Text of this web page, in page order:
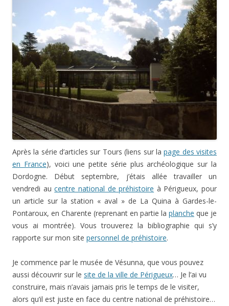
Après la série d’articles sur Tours (liens sur lapage des visites
en France), voici une petite série plus archéologique sur la
Dordogne. Début septembre, j’étais allée travailler un
vendredi aucentre national de préhistoire à Périgueux, pour
un article sur la station « aval » de La Quina à Gardes-le-
Pontaroux, en Charente (reprenant en partie la planche que je
vous ai montrée). Vous trouverez la bibliographie qui s’y
rapporte sur mon site personnel de préhistoire.
Je commence par le musée de Vésunna, que vous pouvez
aussi découvrir sur le site de la ville de Périgueux… Je l’ai vu
construire, mais n’avais jamais pris le temps de le visiter,
alors qu’il est juste en face du centre national de préhistoire…